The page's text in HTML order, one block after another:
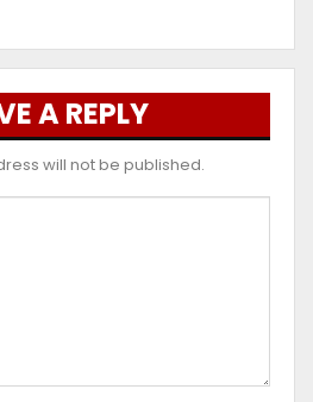
A REPLY
will not be published.